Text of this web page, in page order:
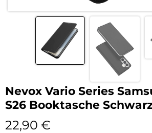
Nevox Vario Series
S26 Booktasche
22,90 €